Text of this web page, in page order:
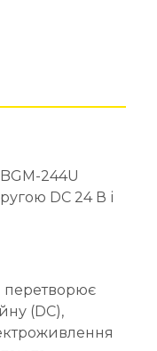
244U
DC 24 В і
перетворює
(DC),